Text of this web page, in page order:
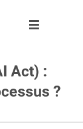
Act) :
?